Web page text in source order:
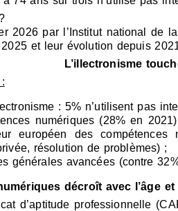
2026 par l’Institut national de
et leur évolution depuis
L’illectronisme
: 5% n’utilisent pas
numériques (28% en
européen des
résolution de problèmes) ;
générales avancées (contre
décroît avec l’âge
d’aptitude professionnelle